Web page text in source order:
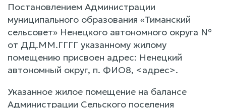
Постановлением Администрации
муниципального образования «Тиманский
сельсовет» Ненецкого автономного округа №
от ДД.ММ.ГГГГ указанному жилому
помещению присвоен адрес: Ненецкий
автономный округ, п. ФИО8, <адрес>.
Указанное жилое помещение на балансе
Администрации Сельского поселения